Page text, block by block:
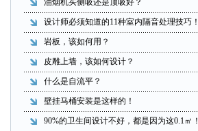
油烟机买侧吸还是顶吸好？
设计师必须知道的11种室内隔音处理技巧！
岩板，该如何用？
皮雕上墙，该如何设计？
什么是自流平？
壁挂马桶安装是这样的！
90%的卫生间设计不好，都是因为这0.1㎡！